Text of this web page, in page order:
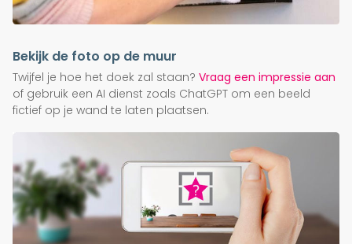
Bekijk de foto op de muur
Twijfel je hoe het doek zal staan? Vraag een impressie aan
of gebruik een AI dienst zoals ChatGPT om een beeld
fictief op je wand te laten plaatsen.